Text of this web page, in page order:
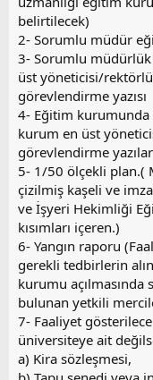
belirtilecek)
2- Sorumlu müdür
3- Sorumlu
üst yöneticisi/
görevlendirme yazısı
4- Eğitim
kurum en üst
görevlendirme
5- 1/50 ölçekli plan.(
çizilmiş kaşeli ve
ve İşyeri Hekimliği
kısımları içeren.)
6- Yangın raporu
gerekli tedbirlerin
kurumu açılmasında
bulunan yetkili
7- Faaliyet
üniversiteye ait
a) Kira sözleşmesi,